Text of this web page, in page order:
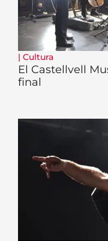
| Cultura
El Castellvell
final